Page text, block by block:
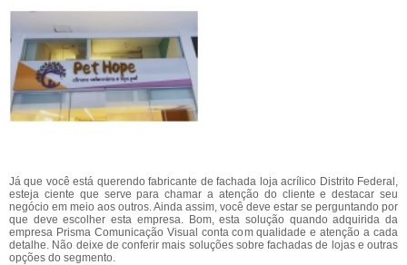
Já que você está querendo fabricante de fachada loja acrílico Distrito Federal,
esteja ciente que serve para chamar a atenção do cliente e destacar seu
negócio em meio aos outros. Ainda assim, você deve estar se perguntando por
que deve escolher esta empresa. Bom, esta solução quando adquirida da
empresa Prisma Comunicação Visual conta com qualidade e atenção a cada
detalhe. Não deixe de conferir mais soluções sobre fachadas de lojas e outras
opções do segmento.